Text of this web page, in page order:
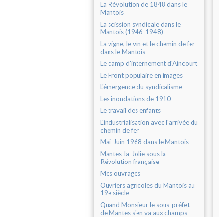
La Révolution de 1848 dans le
Mantois
La scission syndicale dans le
Mantois (1946-1948)
La vigne, le vin et le chemin de fer
dans le Mantois
Le camp d'internement d'Aincourt
Le Front populaire en images
L'émergence du syndicalisme
Les inondations de 1910
Le travail des enfants
L'industrialisation avec l'arrivée du
chemin de fer
Mai-Juin 1968 dans le Mantois
Mantes-la-Jolie sous la
Révolution française
Mes ouvrages
Ouvriers agricoles du Mantois au
19e siècle
Quand Monsieur le sous-préfet
de Mantes s'en va aux champs